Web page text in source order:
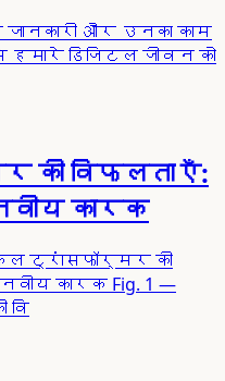
और उनका काम
डिजिटल जीवन को
की विफलताएँ:
कारक
ट्रांसफॉर्मर की
कारक Fig. 1 —